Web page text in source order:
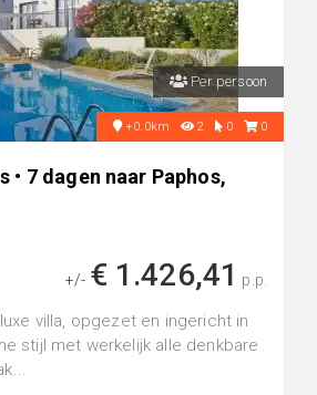
Per persoon
+0.0km 2 0 0
• 7 dagen naar Paphos,
+/- € 1.426,41 p.p.
villa, opgezet en ingericht in
stijl met werkelijk alle denkbare